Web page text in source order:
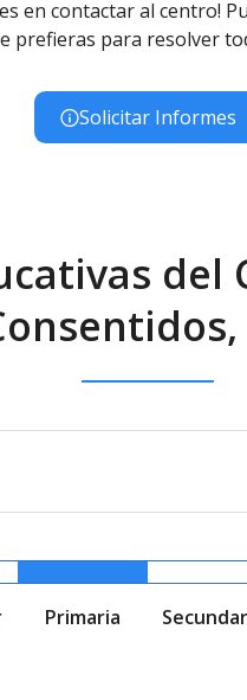
en contactar al centro!
prefieras para resolver
Solicitar Informes
del
Primaria